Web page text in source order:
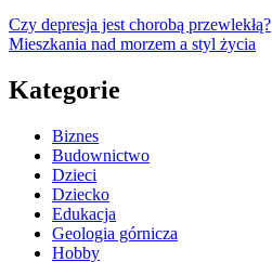
Czy depresja jest chorobą przewlekłą?
Mieszkania nad morzem a styl życia
Kategorie
Biznes
Budownictwo
Dzieci
Dziecko
Edukacja
Geologia górnicza
Hobby